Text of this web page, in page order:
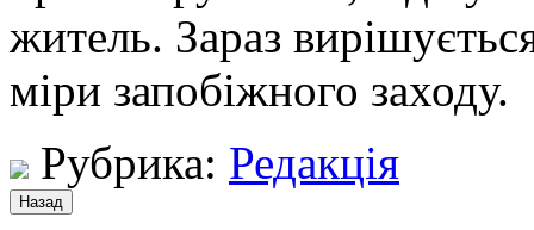
житель. Зараз
міри запобіжного заходу.
Рубрика: Редакція